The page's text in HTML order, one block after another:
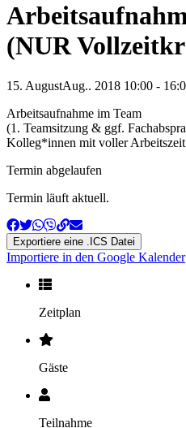
(NUR
15. AugustAug.. 2018 10:00 -
Arbeitsaufnahme im Team
(1. Teamsitzung & ggf.
Kolleg*innen mit voller Arbeitszeit
Termin abgelaufen
Termin läuft aktuell.
Exportiere eine .ICS Datei
Importiere in den Google Kalender
Zeitplan
Gäste
Teilnahme